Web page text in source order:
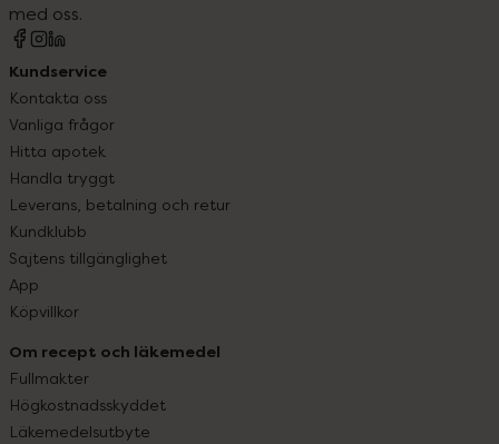
med oss.
Kundservice
Kontakta oss
Vanliga frågor
Hitta apotek
Handla tryggt
Leverans, betalning och retur
Kundklubb
Sajtens tillgänglighet
App
Köpvillkor
Om recept och läkemedel
Fullmakter
Högkostnadsskyddet
Läkemedelsutbyte